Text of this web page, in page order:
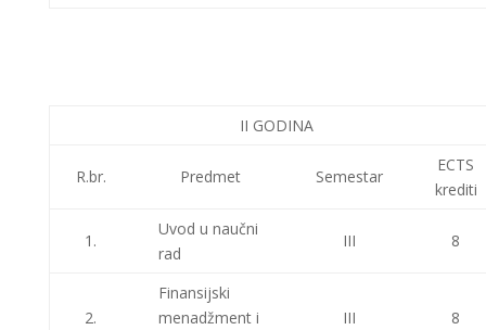
II GODINA
R.br. Predmet Semestar
ECTS
krediti
1.
Uvod u naučni
rad
III 8
2.
Finansijski
menadžment i
III 8